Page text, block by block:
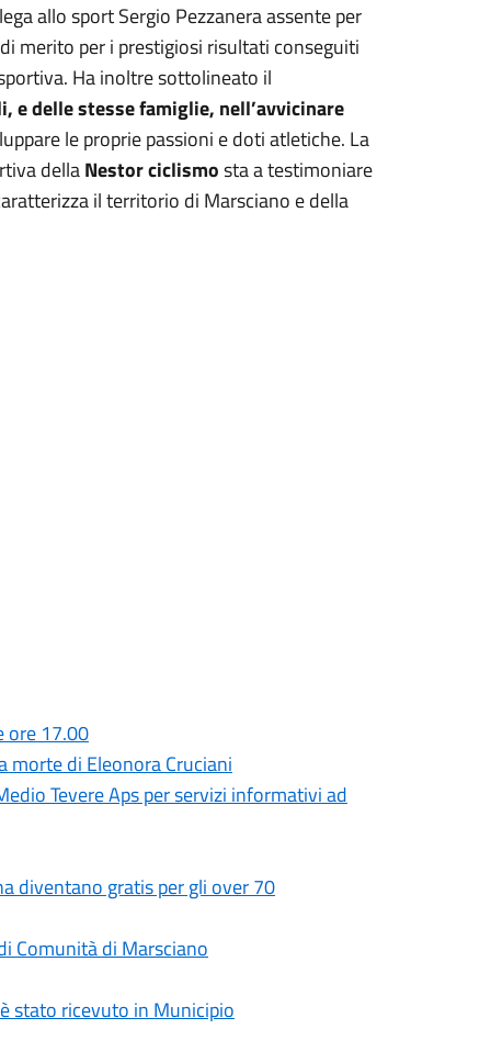
allo sport Sergio Pezzanera assente per
merito per i prestigiosi risultati conseguiti
Ha inoltre sottolineato il
delle stesse famiglie, nell’avvicinare
le proprie passioni e doti atletiche. La
dellaNestor ciclismosta a testimoniare
il territorio di Marsciano e della
ore 17.00
morte di Eleonora Cruciani
Tevere Aps per servizi informativi ad
diventano gratis per gli over 70
Comunità di Marsciano
stato ricevuto in Municipio